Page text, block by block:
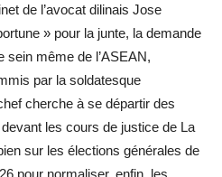
de l’avocat dilinais Jose
» pour la junte, la demande
sein même de l’ASEAN,
par la soldatesque
cherche à se départir des
les cours de justice de La
sur les élections générales de
pour normaliser, enfin, les